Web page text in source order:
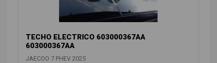
TECHO ELECTRICO 603000367AA
603000367AA
JAECOO 7 PHEV 2025